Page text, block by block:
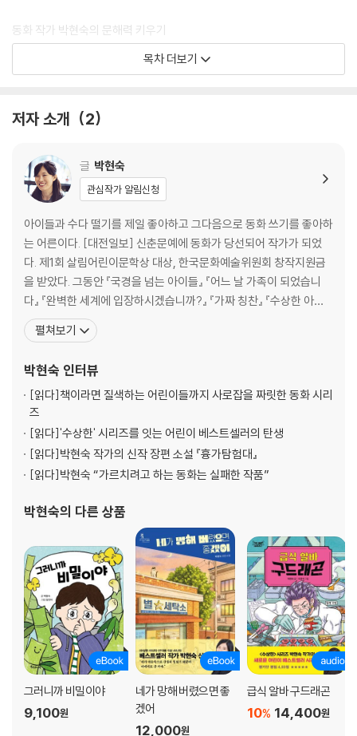
동화 작가 박현숙의 문해력 키우기
발표력 끌어올리는 핵심 노트
작가의 말
목차 더보기
저자 소개 2
글 박현숙
관심작가 알림신청
아이들과 수다 떨기를 제일 좋아하고 그다음으로 동화 쓰기를 좋아하
는 어른이다. [대전일보] 신춘문예에 동화가 당선되어 작가가 되었
다. 제1회 살림어린이문학상 대상, 한국문화예술위원회 창작지원금
을 받았다. 그동안 『국경을 넘는 아이들』 『어느 날 가족이 되었습니
다』 『완벽한 세계에 입장하시겠습니까?』 『가짜 칭찬』 『수상한 아파
트』 『수상한 우리 반』 『수상한 학원』 『수상한 친구 집』 『기다려』 『수
상한 식당』 『수상한 편의점』 『위풍당당 왕이 엄마』 『수상한 도서관』
『수상한 놀이터』 『궁금한 아파트』 『
펼쳐보기
박현숙 인터뷰
[읽다]책이라면 질색하는 어린이들까지 사로잡을 짜릿한 동화 시리
즈
[읽다]'수상한' 시리즈를 잇는 어린이 베스트셀러의 탄생
[읽다]박현숙 작가의 신작 장편 소설 『흉가탐험대』
[읽다]박현숙 “가르치려고 하는 동화는 실패한 작품”
박현숙의 다른 상품
그러니까 비밀이야
9,100원
네가 망해 버렸으면 좋
겠어
12,000원
급식 알바 구드래곤
14,400원
10%